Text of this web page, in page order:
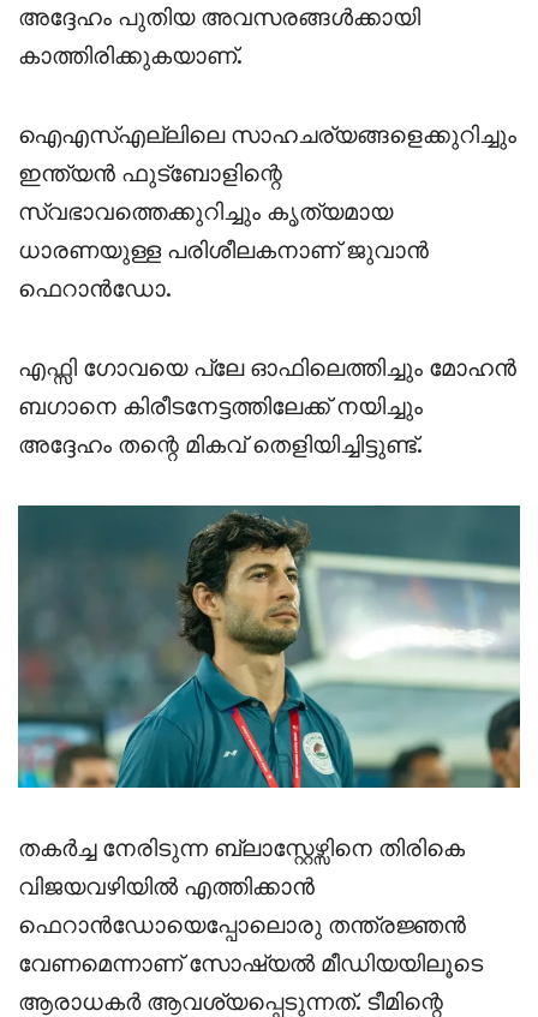
അദ്ദേഹം പുതിയ അവസരങ്ങൾക്കായി
കാത്തിരിക്കുകയാണ്.
ഐഎസ്എല്ലിലെ സാഹചര്യങ്ങളെക്കുറിച്ചും
ഇന്ത്യൻ ഫുട്ബോളിന്റെ
സ്വഭാവത്തെക്കുറിച്ചും കൃത്യമായ
ധാരണയുള്ള പരിശീലകനാണ് ജുവാൻ
ഫെറാൻഡോ.
എഫ്സി ഗോവയെ പ്ലേ ഓഫിലെത്തിച്ചും മോഹൻ
ബഗാനെ കിരീടനേട്ടത്തിലേക്ക് നയിച്ചും
അദ്ദേഹം തന്റെ മികവ് തെളിയിച്ചിട്ടുണ്ട്.
തകർച്ച നേരിടുന്ന ബ്ലാസ്റ്റേഴ്സിനെ തിരികെ
വിജയവഴിയിൽ എത്തിക്കാൻ
ഫെറാൻഡോയെപ്പോലൊരു തന്ത്രജ്ഞൻ
വേണമെന്നാണ് സോഷ്യൽ മീഡിയയിലൂടെ
ആരാധകർ ആവശ്യപ്പെടുന്നത്. ടീമിന്റെ